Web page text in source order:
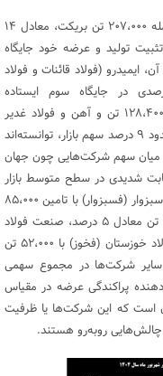
در رتبه دوم، صبا فولاد خلیج فارس (فصبا) با معامله ۲۰۷،۰۰۰ تن بریکت، معادل ۱۴
تولید و عرضه خود جایگاه
ایمیدرو (فولاد قائنات و فولاد
با ۱۵۰،۰۰۰ تن قرارداد و سهم ۱۱ درصدی در جایگاه سوم ایستاده
است.شرکت‌های جهان فولاد سیرجان (فجهان) با ۱۲۸،۴۰۰ تن و آهن و فولاد غدیر
ایرانیان (فغدیر) با ۱۲۳،۹۰۰ تن تامین، هر یک با حدود ۹ درصد سهم بازار، توانسته‌اند
میان سهم شرکت‌هایی چون جهان
شدیدی در سطح متوسط بازار
وجود دارد.رده‌های بعدی به شرکت‌های پارس فولاد سبزوار (فسبزوار) با تامین ۸۵،۰۰۰
معادل ۶ درصد، فولاد غدیر نی‌ریز با تامین ۷۷،۰۰۰ تن معادل ۵ درصد، صنعت فولاد
شادگان با ۵۳،۲۰۰ تن معامله معادل ۴ درصد و فولاد خوزستان (فخوز) با ۵۲،۰۰۰ تن
نهایت، سایر شرکت‌ها در مجموع سهمی
نشان‌دهنده پراکندگی عرضه در مقیاس
۵ درصد بیانگر آن است که این شرکت‌ها یا ظرفیت
چالش‌هایی روبه‌رو هستند.